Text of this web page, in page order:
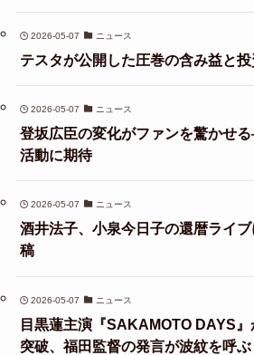
2026-05-07 ニュース
テスタが公開した圧巻の含み益と
2026-05-07 ニュース
登坂広臣の変化がファンを驚かせ
活動に期待
2026-05-07 ニュース
酒井法子、小泉今日子の還暦ライ
稿
2026-05-07 ニュース
目黒蓮主演『SAKAMOTO DAYS』
突破、福田監督の発言が波紋を呼ぶ